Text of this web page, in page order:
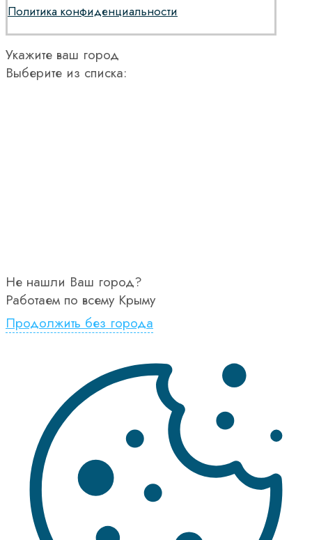
Политика конфиденциальности
Укажите ваш город
Выберите из списка:
Не нашли Ваш город?
Работаем по всему Крыму
Продолжить без города